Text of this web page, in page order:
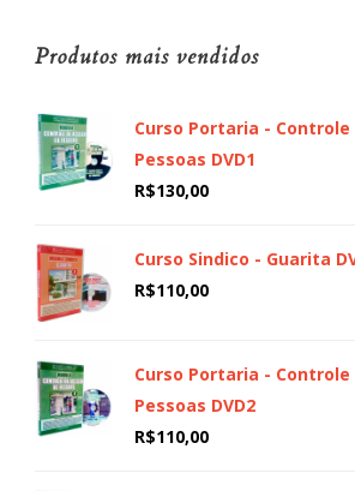
Produtos mais vendidos
Curso Portaria - Controle
Pessoas DVD1
R$130,00
Curso Sindico - Guarita
R$110,00
Curso Portaria - Controle
Pessoas DVD2
R$110,00